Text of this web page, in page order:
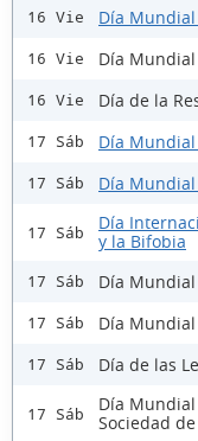
16 Vie Día
16 Vie Día
16 Vie Día de la
17 Sáb Día
17 Sáb Día
17 Sáb
Día
y la Bifobia
17 Sáb Día
17 Sáb Día
17 Sáb Día de las
17 Sáb
Día
Sociedad